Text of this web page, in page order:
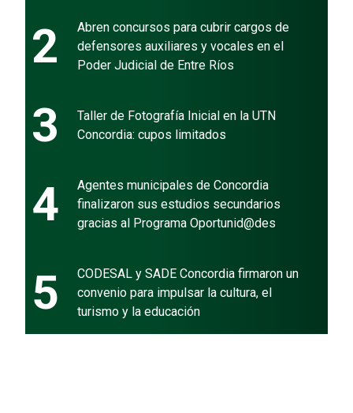
2
Abren concursos para cubrir cargos de
defensores auxiliares y vocales en el
Poder Judicial de Entre Ríos
3
Taller de Fotografía Inicial en la UTN
Concordia: cupos limitados
4
Agentes municipales de Concordia
finalizaron sus estudios secundarios
gracias al Programa Oportunid@des
5
CODESAL y SADE Concordia firmaron un
convenio para impulsar la cultura, el
turismo y la educación